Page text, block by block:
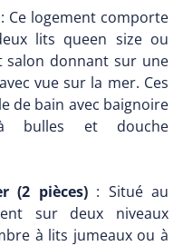
Ce logement comporte
lits queen size ou
donnant sur une
vue sur la mer. Ces
de bain avec baignoire
bulles et douche
(2 pièces): Situé au
sur deux niveaux
à lits jumeaux ou à